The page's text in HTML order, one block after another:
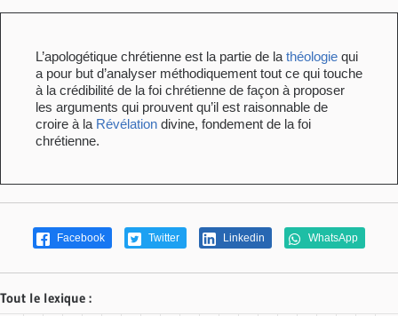
L’apologétique chrétienne est la partie de lathéologie qui
a pour but d’analyser méthodiquement tout ce qui touche
à la crédibilité de la foi chrétienne de façon à proposer
les arguments qui prouvent qu’il est raisonnable de
croire à la Révélation divine, fondement de la foi
chrétienne.
Facebook Twitter Linkedin WhatsApp
Tout le lexique :